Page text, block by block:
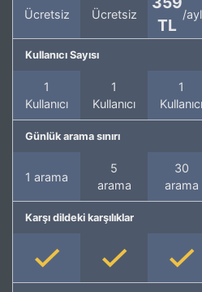
Ücretsiz Ücretsiz
TL
/
Kullanıcı Sayısı
1
Kullanıcı
1
Kullanıcı
1
Kullanıcı
Günlük arama sınırı
1 arama
5
arama
30
arama
Karşı dildeki karşılıklar